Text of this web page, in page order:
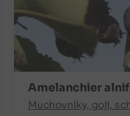
Amelanchier
Muchovníky, goji,